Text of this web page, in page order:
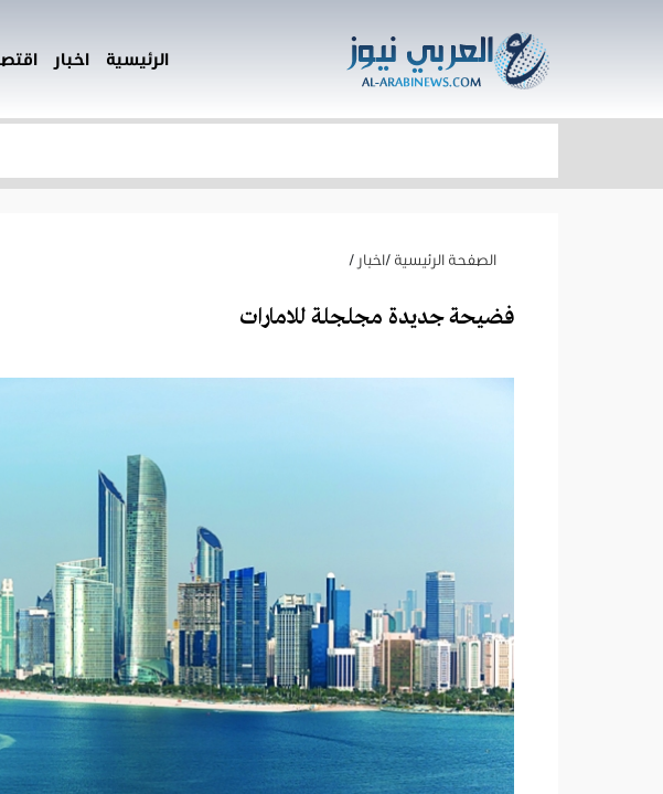
الرئيسية اخبار
الصفحة الرئيسية /اخبار /
فضيحة جديدة مجلجلة للامارات